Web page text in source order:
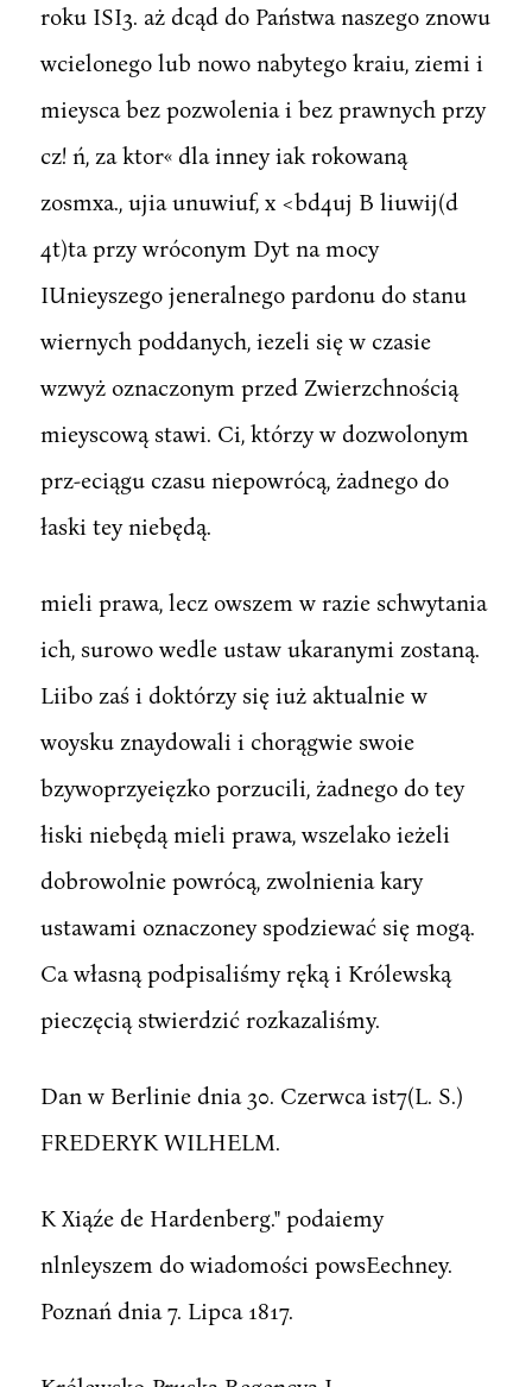
roku ISI3. aż dcąd do Państwa naszego znowu
wcielonego lub nowo nabytego kraiu, ziemi i
mieysca bez pozwolenia i bez prawnych przy
cz! ń, za ktor« dla inney iak rokowaną
zosmxa., ujia unuwiuf, x <bd4uj B liuwij(d
4t)ta przy wróconym Dyt na mocy
IUnieyszego jeneralnego pardonu do stanu
wiernych poddanych, iezeli się w czasie
wzwyż oznaczonym przed Zwierzchnością
mieyscową stawi. Ci, którzy w dozwolonym
prz-eciągu czasu niepowrócą, żadnego do
łaski tey niebędą.
mieli prawa, lecz owszem w razie schwytania
ich, surowo wedle ustaw ukaranymi zostaną.
Liibo zaś i doktórzy się iuż aktualnie w
woysku znaydowali i chorągwie swoie
bzywoprzyeięzko porzucili, żadnego do tey
łiski niebędą mieli prawa, wszelako ieżeli
dobrowolnie powrócą, zwolnienia kary
ustawami oznaczoney spodziewać się mogą.
Ca własną podpisaliśmy ręką i Królewską
pieczęcią stwierdzić rozkazaliśmy.
Dan w Berlinie dnia 30. Czerwca ist7(L. S.)
FREDERYK WILHELM.
K Xiąźe de Hardenberg." podaiemy
nlnleyszem do wiadomości powsEechney.
Poznań dnia 7. Lipca 1817.